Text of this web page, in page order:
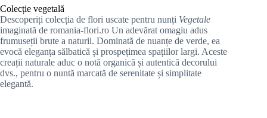
Colecție vegetală
Descoperiți colecția de flori uscate pentru nunți Vegetale
imaginată de romania-flori.ro Un adevărat omagiu adus
frumuseții brute a naturii. Dominată de nuanțe de verde, ea
evocă eleganța sălbatică și prospețimea spațiilor largi. Aceste
creații naturale aduc o notă organică și autentică decorului
dvs., pentru o nuntă marcată de serenitate și simplitate
elegantă.